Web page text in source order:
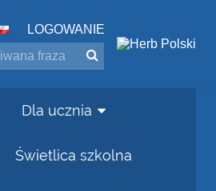
LOGOWANIE
Dla ucznia
Świetlica szkolna